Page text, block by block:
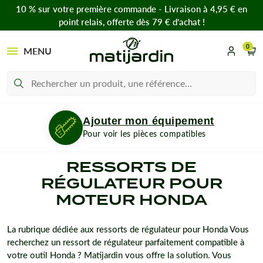
10 % sur votre première commande - Livraison à 4,95 € en
point relais, offerte dès 79 € d’achat !
MENU 0
Ajouter mon équipement
Pour voir les pièces compatibles
RESSORTS DE
RÉGULATEUR POUR
MOTEUR HONDA
La rubrique dédiée aux ressorts de régulateur pour Honda Vous
recherchez un ressort de régulateur parfaitement compatible à
votre outil Honda ? Matijardin vous offre la solution. Vous